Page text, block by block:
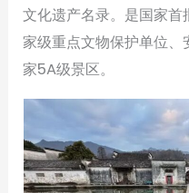
文化遗产名录。是国家首
家级重点文物保护单位
家5A级景区。